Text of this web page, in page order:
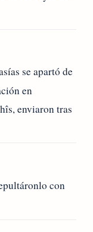
se apartó de
en
enviaron tras
con